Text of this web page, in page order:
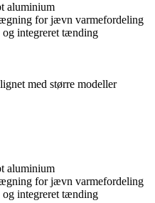
aluminium
for jævn varmefordeling
og integreret tænding
med større modeller
aluminium
for jævn varmefordeling
og integreret tænding